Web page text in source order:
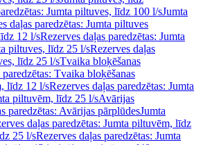
Jumta piltuves, līdz 100 l/sJumta
daļas paredzētas: Jumta piltuves
12 l/sRezerves daļas paredzētas: Jumta
piltuves, līdz 25 l/sRezerves daļas
līdz 25 l/sTvaika bloķēšanas
paredzētas: Tvaika bloķēšanas
līdz 12 l/sRezerves daļas paredzētas: Jumta
piltuvēm, līdz 25 l/sAvārijas
paredzētas: Avārijas pārplūdesJumta
daļas paredzētas: Jumta piltuvēm, līdz
25 l/sRezerves daļas paredzētas: Jumta